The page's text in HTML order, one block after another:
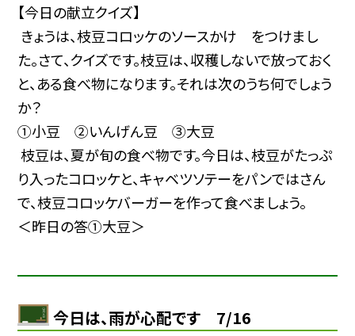
【今日の献立クイズ】
きょうは、枝豆コロッケのソースかけ をつけまし
た。さて、クイズです。枝豆は、収穫しないで放っておく
と、ある食べ物になります。それは次のうち何でしょう
か？
①小豆 ②いんげん豆 ③大豆
枝豆は、夏が旬の食べ物です。今日は、枝豆がたっぷ
り入ったコロッケと、キャベツソテーをパンではさん
で、枝豆コロッケバーガーを作って食べましょう。
＜昨日の答①大豆＞
今日は、雨が心配です 7/16